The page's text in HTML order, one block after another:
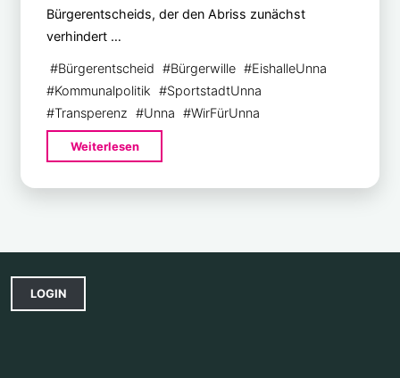
Bürgerentscheids, der den Abriss zunächst
verhindert …
#Bürgerentscheid #Bürgerwille #EishalleUnna
#Kommunalpolitik #SportstadtUnna
#Transperenz #Unna #WirFürUnna
Weiterlesen
ignoriert?
Ingrid
Gespräch
LOGIN